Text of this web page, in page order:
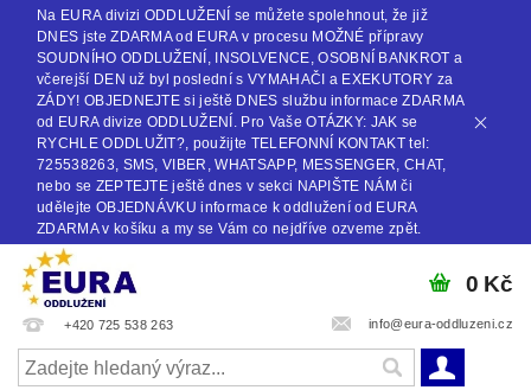
Na EURA divizi ODDLUŽENÍ se můžete spolehnout, že již
DNES jste ZDARMA od EURA v procesu MOŽNÉ přípravy
SOUDNÍHO ODDLUŽENÍ, INSOLVENCE, OSOBNÍ BANKROT a
včerejší DEN už byl poslední s VYMAHAČI a EXEKUTORY za
ZÁDY! OBJEDNEJTE si ještě DNES službu informace ZDARMA
od EURA divize ODDLUŽENÍ. Pro Vaše OTÁZKY: JAK se
RYCHLE ODDLUŽIT?, použijte TELEFONNÍ KONTAKT tel:
725538263, SMS, VIBER, WHATSAPP, MESSENGER, CHAT,
nebo se ZEPTEJTE ještě dnes v sekci NAPIŠTE NÁM či
udělejte OBJEDNÁVKU informace k oddlužení od EURA
ZDARMA v košíku a my se Vám co nejdříve ozveme zpět.
+420 725 538 263 info@eura-oddluzeni.cz
0 Kč